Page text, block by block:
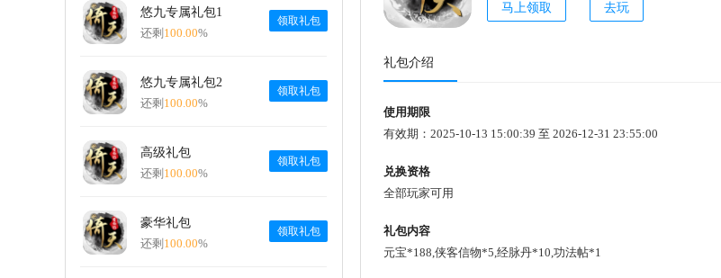
悠九专属礼包1
还剩 100.00%
领取礼包
悠九专属礼包2
还剩 100.00%
领取礼包
高级礼包
还剩 100.00%
领取礼包
豪华礼包
还剩 100.00%
领取礼包
马上领取 去玩
礼包介绍
使用期限
有效期：2025-10-13 15:00:39 至 2026-12-31 23:55:00
兑换资格
全部玩家可用
礼包内容
元宝*188,侠客信物*5,经脉丹*10,功法帖*1